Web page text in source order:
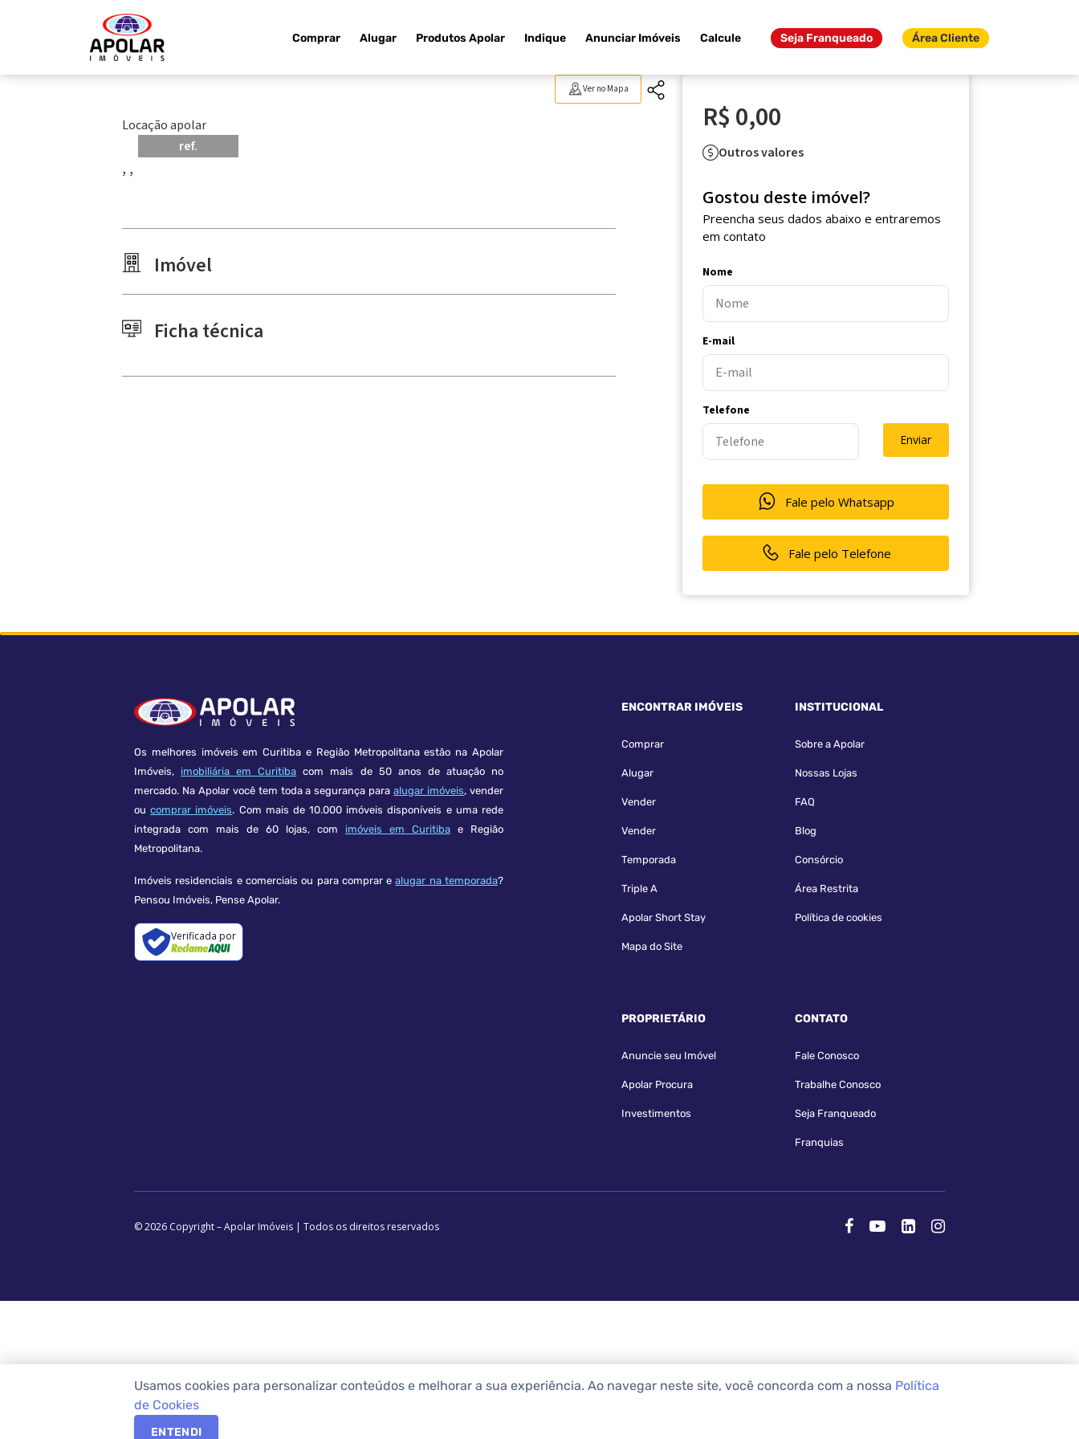
Comprar Alugar Produtos Apolar Indique Anunciar Imóveis Calcule Seja Franqueado Área Cliente
Ver no Mapa
Locação apolar
ref.
, ,
Imóvel
Ficha técnica
R$ 0,00
Outros valores
Gostou deste imóvel?
Preencha seus dados abaixo e entraremos
em contato
Nome
E-mail
Telefone
Enviar
Fale pelo Whatsapp
Fale pelo Telefone
Os melhores imóveis em Curitiba e Região Metropolitana estão na Apolar
Imóveis, imobiliária em Curitiba com mais de 50 anos de atuação no
mercado. Na Apolar você tem toda a segurança paraalugar imóveis, vender
oucomprar imóveis. Com mais de 10.000 imóveis disponíveis e uma rede
integrada com mais de 60 lojas, com imóveis em Curitiba e Região
Metropolitana.
Imóveis residenciais e comerciais ou para comprar ealugar na temporada?
Pensou Imóveis, Pense Apolar.
Verificada por
ENCONTRAR IMÓVEIS
Comprar
Alugar
Vender
Vender
Temporada
Triple A
Apolar Short Stay
Mapa do Site
INSTITUCIONAL
Sobre a Apolar
Nossas Lojas
FAQ
Blog
Consórcio
Área Restrita
Política de cookies
PROPRIETÁRIO
Anuncie seu Imóvel
Apolar Procura
Investimentos
CONTATO
Fale Conosco
Trabalhe Conosco
Seja Franqueado
Franquias
© 2026 Copyright – Apolar Imóveis | Todos os direitos reservados
Usamos cookies para personalizar conteúdos e melhorar a sua experiência. Ao navegar neste site, você concorda com a nossa Política
de Cookies
ENTENDI